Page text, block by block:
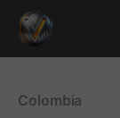
Colombia